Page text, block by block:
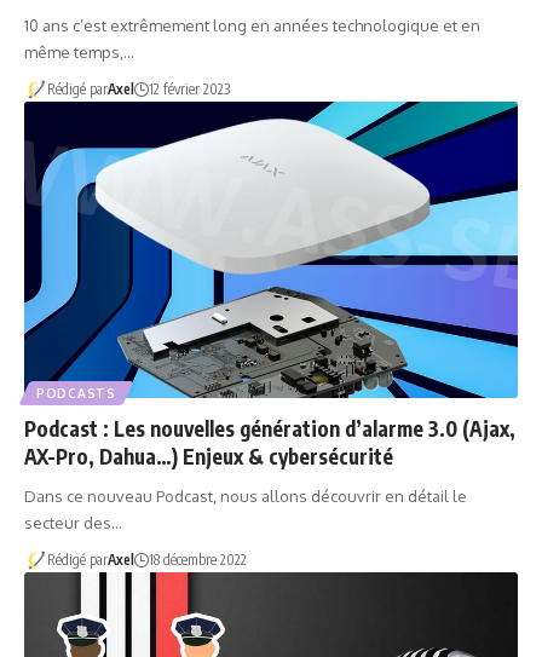
10 ans c’est extrêmement long en années technologique et en
même temps,…
Rédigé parAxel 12 février 2023
PODCASTS
Podcast : Les nouvelles génération d’alarme 3.0 (Ajax,
AX-Pro, Dahua…) Enjeux & cybersécurité
Dans ce nouveau Podcast, nous allons découvrir en détail le
secteur des…
Rédigé parAxel 18 décembre 2022